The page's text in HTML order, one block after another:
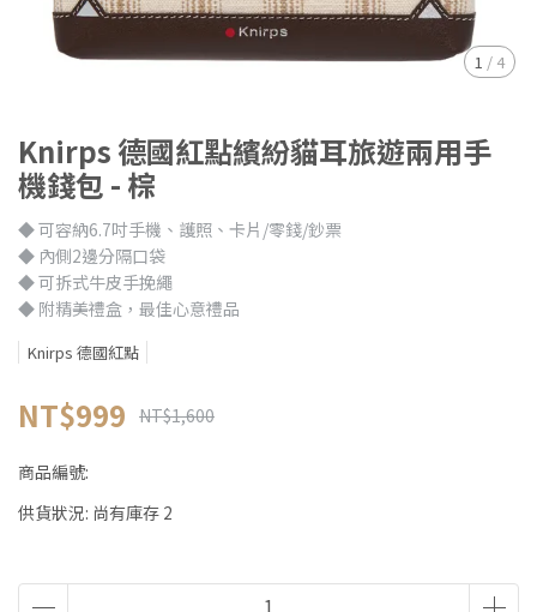
1 / 4
Knirps 德國紅點繽紛貓耳旅遊兩用手
機錢包 - 棕
◆ 可容納6.7吋手機、護照、卡片/零錢/鈔票
◆ 內側2邊分隔口袋
◆ 可拆式牛皮手挽繩
◆ 附精美禮盒，最佳心意禮品
Knirps 德國紅點
NT$999 NT$1,600
商品編號:
供貨狀況: 尚有庫存 2